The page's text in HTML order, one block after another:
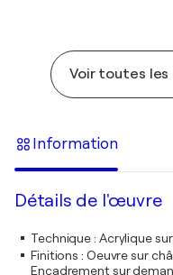
Voir toutes les
Information
Détails de l'œuvre
Technique: Acrylique
Finitions : Oeuvre sur
Encadrement sur